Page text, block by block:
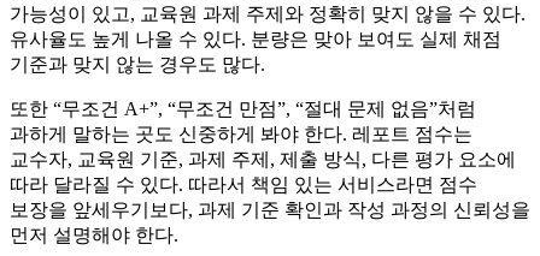
가능성이 있고, 교육원 과제 주제와 정확히 맞지 않을 수 있다.
유사율도 높게 나올 수 있다. 분량은 맞아 보여도 실제 채점
기준과 맞지 않는 경우도 많다.
또한 “무조건 A+”, “무조건 만점”, “절대 문제 없음”처럼
과하게 말하는 곳도 신중하게 봐야 한다. 레포트 점수는
교수자, 교육원 기준, 과제 주제, 제출 방식, 다른 평가 요소에
따라 달라질 수 있다. 따라서 책임 있는 서비스라면 점수
보장을 앞세우기보다, 과제 기준 확인과 작성 과정의 신뢰성을
먼저 설명해야 한다.